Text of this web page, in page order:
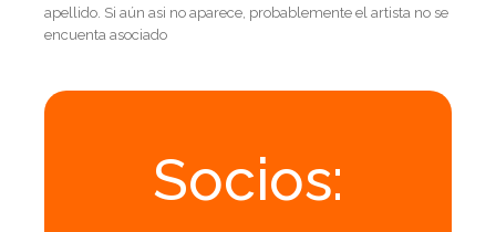
apellido. Si aún asi no aparece, probablemente el artista no se
encuenta asociado
Socios: